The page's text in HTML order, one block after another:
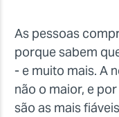
As pessoas
porque sabem
- e muito mais. A
não o maior, e
são as mais